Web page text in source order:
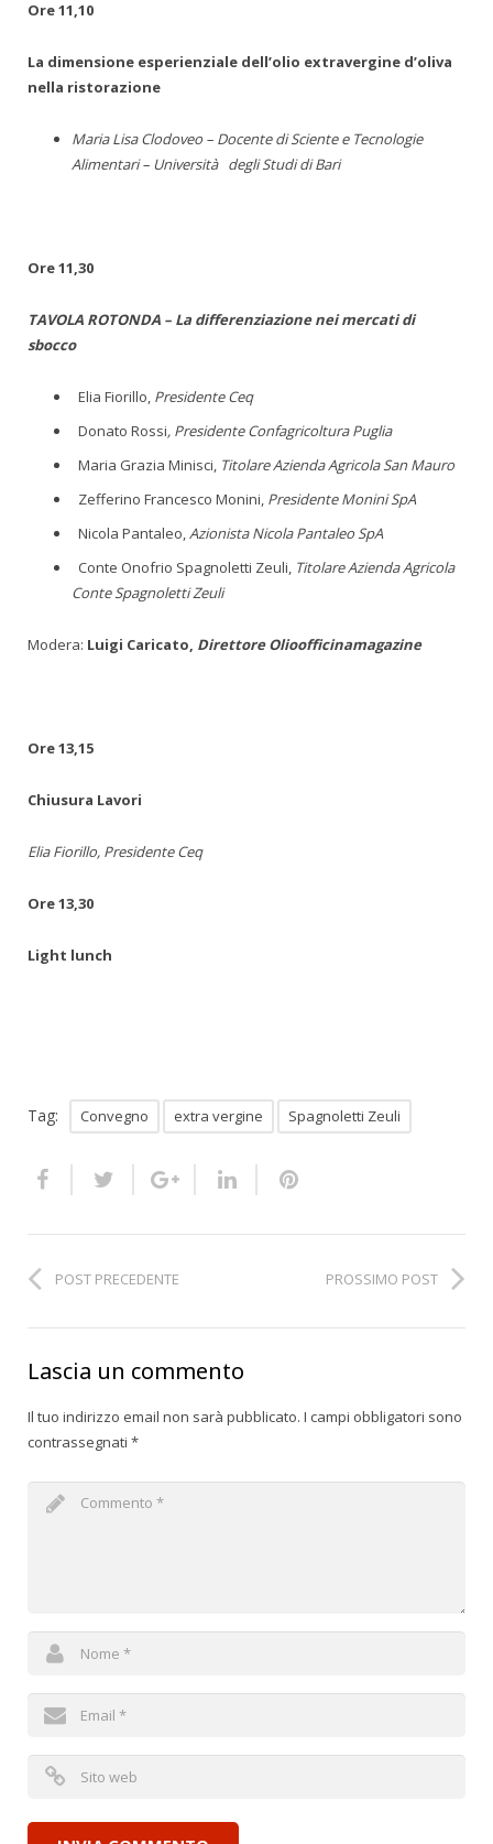
Ore 11,10
La dimensione esperienziale dell’olio extravergine d’oliva
nella ristorazione
Maria Lisa Clodoveo – Docente di Sciente e Tecnologie
Alimentari – Università degli Studi di Bari
Ore 11,30
TAVOLA ROTONDA – La differenziazione nei mercati di
sbocco
Elia Fiorillo, Presidente Ceq
Donato Rossi, Presidente Confagricoltura Puglia
Maria Grazia Minisci, Titolare Azienda Agricola San Mauro
Zefferino Francesco Monini, Presidente Monini SpA
Nicola Pantaleo,Azionista Nicola Pantaleo SpA
Conte Onofrio Spagnoletti Zeuli, Titolare Azienda Agricola
Conte Spagnoletti Zeuli
Modera: Luigi Caricato, Direttore Olioofficinamagazine
Ore 13,15
Chiusura Lavori
Elia Fiorillo, Presidente Ceq
Ore 13,30
Light lunch
Tag: Convegno extra vergine Spagnoletti Zeuli
POST PRECEDENTE PROSSIMO POST
Lascia un commento
Il tuo indirizzo email non sarà pubblicato. I campi obbligatori sono
contrassegnati *